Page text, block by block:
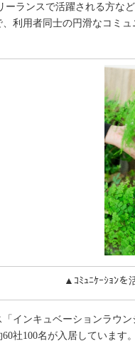
ーランスで活躍される方な
利用者同士の円滑なコミ
▲ｺﾐｭﾆｹｰｼｮﾝを
インキュベーションラウ
社100名が入居しています。